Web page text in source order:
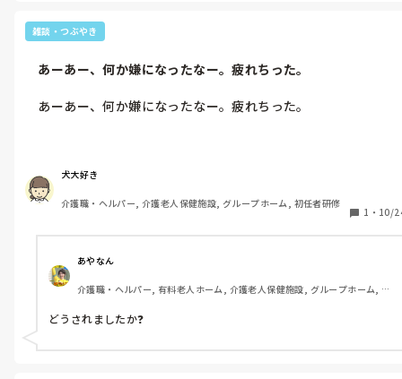
かるよね。
最初は、悔しかったけど、今は自分の進行性、変形性膝関節症
を、周りの整形外科医や理学療法士により、受け入れる事ができ
仕方ないけど、自分の足を優先して、介護福祉士は諦めました。
まだ49歳ですが、若いので進行は早いと言われて。１０年位前
に、今の病院に来てれば間に合ってだかもしれないと言われまし
た。今からスキルアップする事は、進行的に怖いと言われた為、
諦めざるを得ませんでした。
雑談・つぶやき
あーあー、何か嫌になったなー。疲れちった。
あーあー、何か嫌になったなー。疲れちった。
犬大好き
介護職・ヘルパー, 介護老人保健施設, グループホーム, 初任者研修
1 ・ 10/
あやなん
介護職・ヘルパー, 有料老人ホーム, 介護老人保健施設, グループホーム, デ
どうされましたか❓